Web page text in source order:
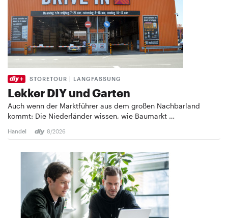
STORETOUR | LANGFASSUNG
Lekker DIY und Garten
Auch wenn der Marktführer aus dem großen Nachbarland
kommt: Die Niederländer wissen, wie Baumarkt …
Handel 8/2026